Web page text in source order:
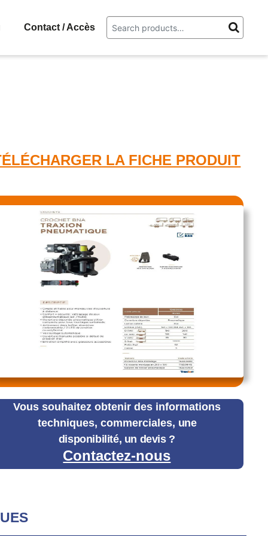
Contact / Accès
LA FICHE PRODUIT​
Vous souhaitez obtenir des informations
techniques, commerciales, une
disponibilité, un devis ?
Contactez-nous